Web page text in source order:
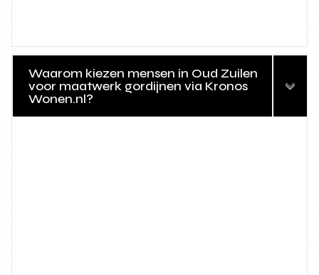
Waarom kiezen mensen in Oud Zuilen
voor maatwerk gordijnen via Kronos
Wonen.nl?